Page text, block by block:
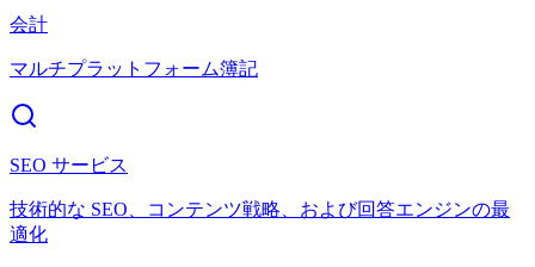
会計
マルチプラットフォーム簿記
SEO サービス
技術的な SEO、コンテンツ戦略、および回答エンジンの最
適化